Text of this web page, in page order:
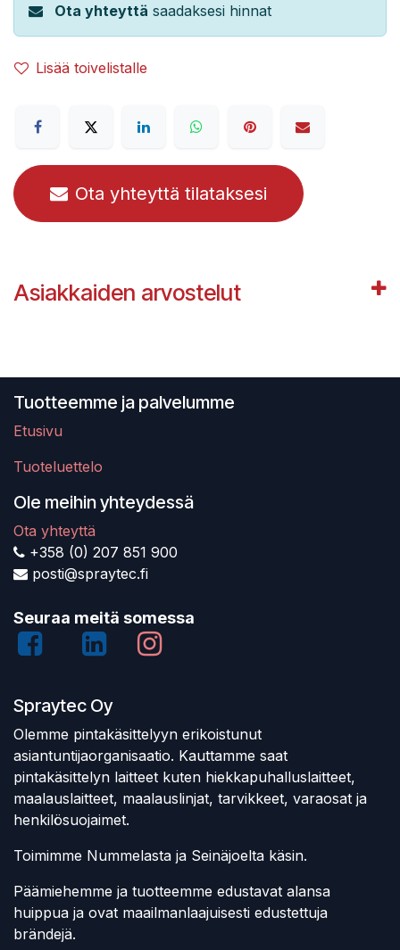
Ota yhteyttä saadaksesi hinnat
Lisää toivelistalle
Ota yhteyttä tilataksesi
Asiakkaiden arvostelut
Tuotteemme ja palvelumme
Etusivu
Tuoteluettelo
Ole meihin yhteydessä
Ota yhteyttä
+358 (0) 207 851 900
posti@spraytec.fi
Seuraa meitä somessa
Spraytec Oy
Olemme pintakäsittelyyn erikoistunut
asiantuntijaorganisaatio. Kauttamme saat
pintakäsittelyn laitteet kuten hiekkapuhalluslaitteet,
maalauslaitteet, maalauslinjat, tarvikkeet, varaosat ja
henkilösuojaimet.
Toimimme Nummelasta ja Seinäjoelta käsin.
Päämiehemme ja tuotteemme edustavat alansa
huippua ja ovat maailmanlaajuisesti edustettuja
brändejä.